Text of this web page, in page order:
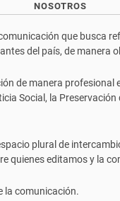
NOSOTROS
que busca
del país, de manera
de manera profesional
Social, la
plural de
quienes editamos y la
la comunicación.